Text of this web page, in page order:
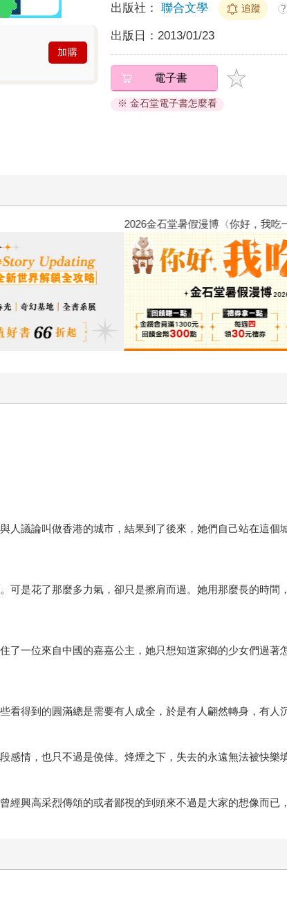
加購
出版社： 聯合文學 追蹤 ?
出版日： 2013/01/23
電子書
※ 金石堂電子書怎麼看
2026金石堂暑假漫博〈你好
人議論叫做香港的城市，結果到了後來，她們自己站在這
可是花了那麼多力氣，卻只是擦肩而過。她用那麼長的時
了一位來自中國的嘉嘉公主，她只想知道家鄉的少女們過
看得到的圓滿總是需要有人成全，於是有人翩然轉身，有人
感情，也只不過是僥倖。烽煙之下，失去的永遠無法被快樂
經興高采烈傳頌的或者鄙視的到頭來不過是大家的想像而已